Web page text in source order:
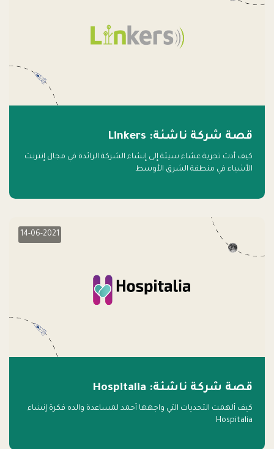
قصة شركة ناشئة: Linkers
كيف أدت تجربة عشاء سيئة إلى إنشاء الشركة الرائدة في مجال إنترنت
الأشياء في منطقة الشرق الأوسط
14-06-2021
قصة شركة ناشئة: Hospitalia
كيف ألهمت التحديات التي واجهها أحمد لمساعدة والده فكرة إنشاء
Hospitalia